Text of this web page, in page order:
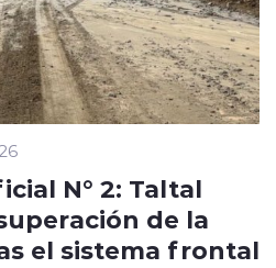
N° 2: Taltal
de la
el sistema frontal